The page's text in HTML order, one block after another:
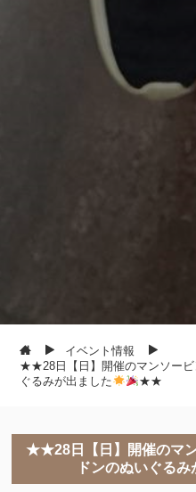
イベント情報
★★28日【日】開催のマンソー
ぐるみが出ました
★★
★★28日【日】開催のマ
ドンのぬいぐる